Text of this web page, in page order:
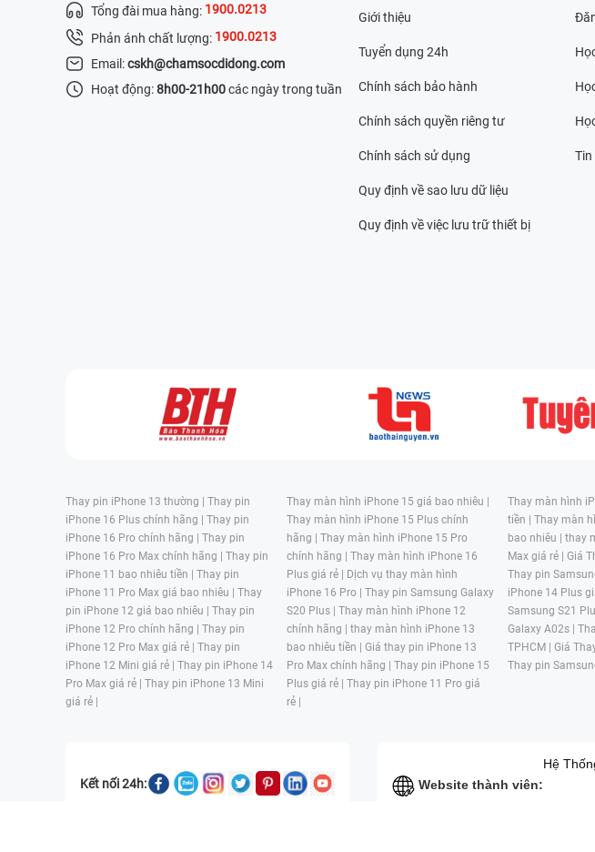
Tổng đài mua hàng: 1900.0213
Phản ánh chất lượng: 1900.0213
Email:cskh@chamsocdidong.com
Hoạt động:8h00-21h00các ngày trong tuần
Giới thiệu
Tuyển dụng 24h
Chính sách bảo hành
Chính sách quyền riêng tư
Chính sách sử dụng
Quy định về sao lưu dữ liệu
Quy định về việc lưu trữ thiết bị
Thay pin iPhone 13 thường | Thay pin
iPhone 16 Plus chính hãng | Thay pin
iPhone 16 Pro chính hãng | Thay pin
iPhone 16 Pro Max chính hãng | Thay pin
iPhone 11 bao nhiêu tiền | Thay pin
iPhone 11 Pro Max giá bao nhiêu | Thay
pin iPhone 12 giá bao nhiêu | Thay pin
iPhone 12 Pro chính hãng | Thay pin
iPhone 12 Pro Max giá rẻ | Thay pin
iPhone 12 Mini giá rẻ | Thay pin iPhone 14
Pro Max giá rẻ | Thay pin iPhone 13 Mini
giá rẻ |
Thay màn hình iPhone 15 giá bao nhiêu |
Thay màn hình iPhone 15 Plus chính
hãng | Thay màn hình iPhone 15 Pro
chính hãng | Thay màn hình iPhone 16
Plus giá rẻ | Dịch vụ thay màn hình
iPhone 16 Pro | Thay pin Samsung Galaxy
S20 Plus | Thay màn hình iPhone 12
chính hãng | thay màn hình iPhone 13
bao nhiêu tiền | Giá thay pin iPhone 13
Pro Max chính hãng | Thay pin iPhone 15
Plus giá rẻ | Thay pin iPhone 11 Pro giá
rẻ |
Thay màn hình
tiền | Thay màn
bao nhiêu | thay
Max giá rẻ | Giá
Thay pin
iPhone 14 Plus
Samsung S21
Galaxy A02s |
TPHCM | Giá
Thay pin
Kết nối 24h: Website thành viên:
Hệ